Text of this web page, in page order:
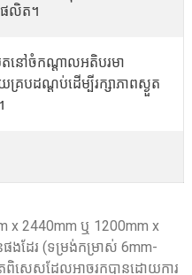
ផលិត។
រិតនៅចំកណ្តាលអតិបរមា
របដណ្ដប់ដើម្បីរក្សាភាពស្ងួត
x 2440mm ឬ 1200mm x
ងដែរ (ទម្រង់កម្រាស់ 6mm-
រពិសេសដែលអាចរកបានដោយការ